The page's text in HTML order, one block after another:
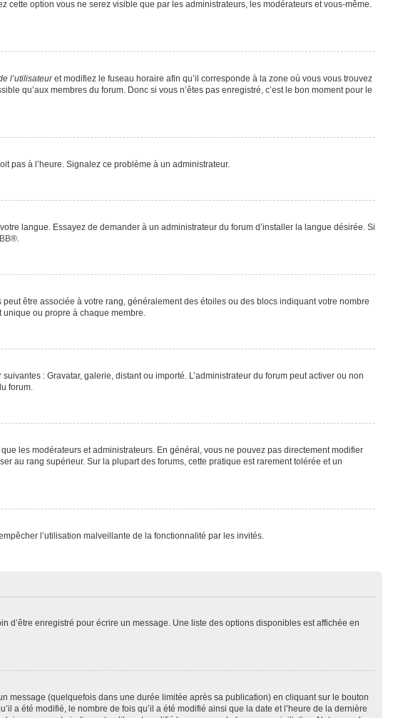
cette option vous ne serez visible que par les administrateurs, les modérateurs et vous-même.
l’utilisateuret modifiez le fuseau horaire afin qu’il corresponde à la zone où vous vous trouvez
qu’aux membres du forum. Donc si vous n’êtes pas enregistré, c’est le bon moment pour le
pas à l’heure. Signalez ce problème à un administrateur.
langue. Essayez de demander à un administrateur du forum d’installer la langue désirée. Si
®.
être associée à votre rang, généralement des étoiles ou des blocs indiquant votre nombre
unique ou propre à chaque membre.
: Gravatar, galerie, distant ou importé. L’administrateur du forum peut activer ou non
forum.
les modérateurs et administrateurs. En général, vous ne pouvez pas directement modifier
au rang supérieur. Sur la plupart des forums, cette pratique est rarement tolérée et un
l’utilisation malveillante de la fonctionnalité par les invités.
d’être enregistré pour écrire un message. Une liste des options disponibles est affichée en
message (quelquefois dans une durée limitée après sa publication) en cliquant sur le bouton
a été modifié, le nombre de fois qu’il a été modifié ainsi que la date et l’heure de la dernière